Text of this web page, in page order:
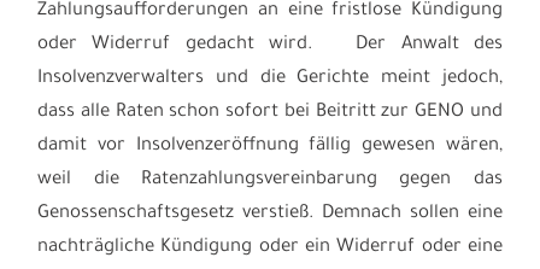
Zahlungsaufforderungen an eine fristlose Kündigung
oder Widerruf gedacht wird. Der Anwalt des
Insolvenzverwalters und die Gerichte meint jedoch,
dass alle Raten schon sofort bei Beitritt zur GENO und
damit vor Insolvenzeröffnung fällig gewesen wären,
weil die Ratenzahlungsvereinbarung gegen das
Genossenschaftsgesetz verstieß. Demnach sollen eine
nachträgliche Kündigung oder ein Widerruf oder eine